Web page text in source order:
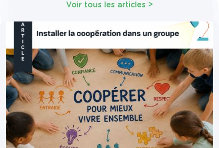
Voir tous les articles >